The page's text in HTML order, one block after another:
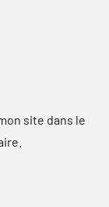
site dans le